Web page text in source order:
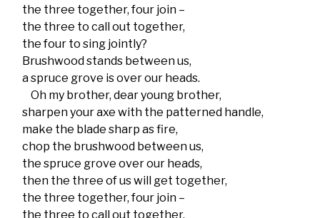
the three together, four join –
the three to call out together,
the four to sing jointly?
Brushwood stands between us,
a spruce grove is over our heads.
Oh my brother, dear young brother,
sharpen your axe with the patterned handle,
make the blade sharp as fire,
chop the brushwood between us,
the spruce grove over our heads,
then the three of us will get together,
the three together, four join –
the three to call out together,